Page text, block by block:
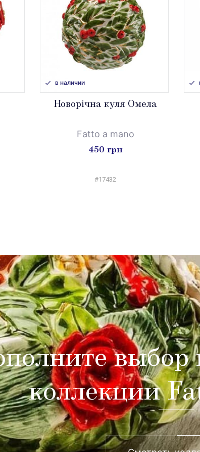
в наличии
Новорічна куля Омела
Fatto a mano
450 грн
#17432
выбор
коллекции